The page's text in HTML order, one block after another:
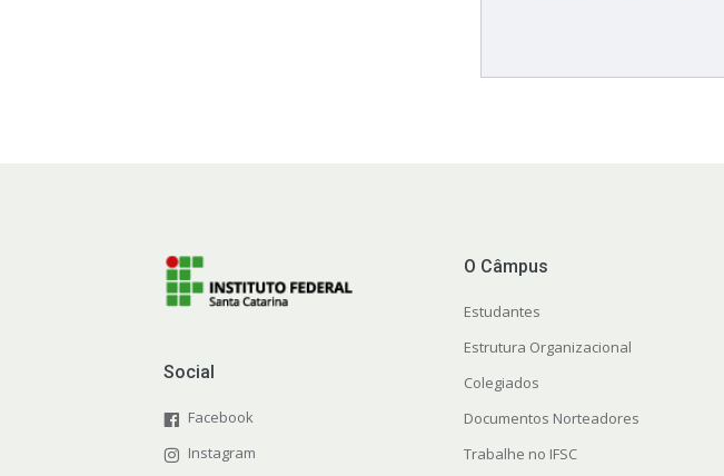
Social
Facebook
Instagram
O Câmpus
Estudantes
Estrutura Organizacional
Colegiados
Documentos Norteadores
Trabalhe no IFSC